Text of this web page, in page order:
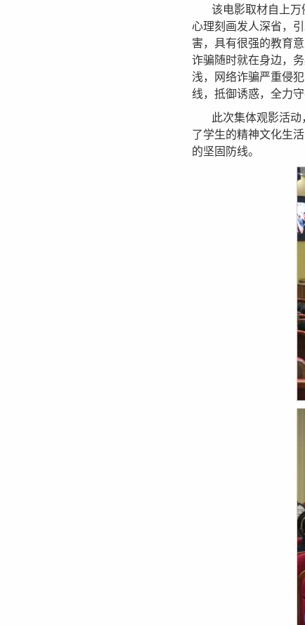
该电影取材自上
心理刻画发人深省，
害，具有很强的教育
诈骗随时就在身边，
浅，网络诈骗严重侵
线，抵御诱惑，全力
此次集体观影活
了学生的精神文化生
的坚固防线。